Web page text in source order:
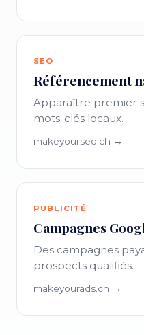
SEO
Référencement
Apparaître premier
mots-clés locaux.
makeyourseo.ch →
PUBLICITÉ
Campagnes
Des campagnes
prospects qualifiés.
makeyourads.ch →